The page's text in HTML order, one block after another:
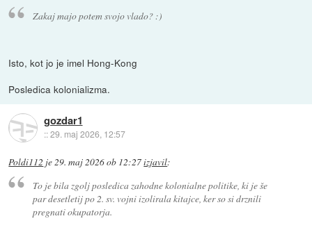
Zakaj majo potem svojo vlado? :)
Isto, kot jo je imel Hong-Kong
Posledica kolonializma.
gozdar1
::29. maj 2026, 12:57
Poldi112 je29. maj 2026 ob 12:27izjavil:
To je bila zgolj posledica zahodne kolonialne politike, ki je še
par desetletij po 2. sv. vojni izolirala kitajce, ker so si drznili
pregnati okupatorja.